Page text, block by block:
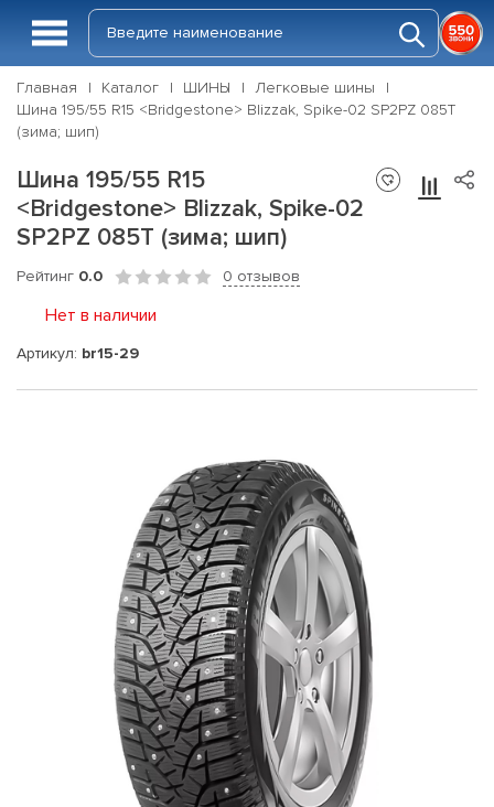
Главная Каталог ШИНЫ
Легковые шины
Шина 195/55 R15 <Bridgestone> Blizzak, Spike-02 SP2PZ 085T
(зима; шип)
Шина 195/55 R15
<Bridgestone> Blizzak, Spike-02
SP2PZ 085T (зима; шип)
Рейтинг 0.0 0 отзывов
Нет в наличии
Артикул: br15-29